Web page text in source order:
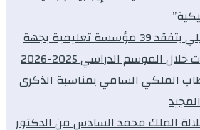
الدكتور نوفل كديلي يتفقد 39 مؤسسة تعليمية بجهة
الموسم الدراسي 2025-2026
الملكي السامي بمناسبة الذكرى
الملك محمد السادس من الدكتور